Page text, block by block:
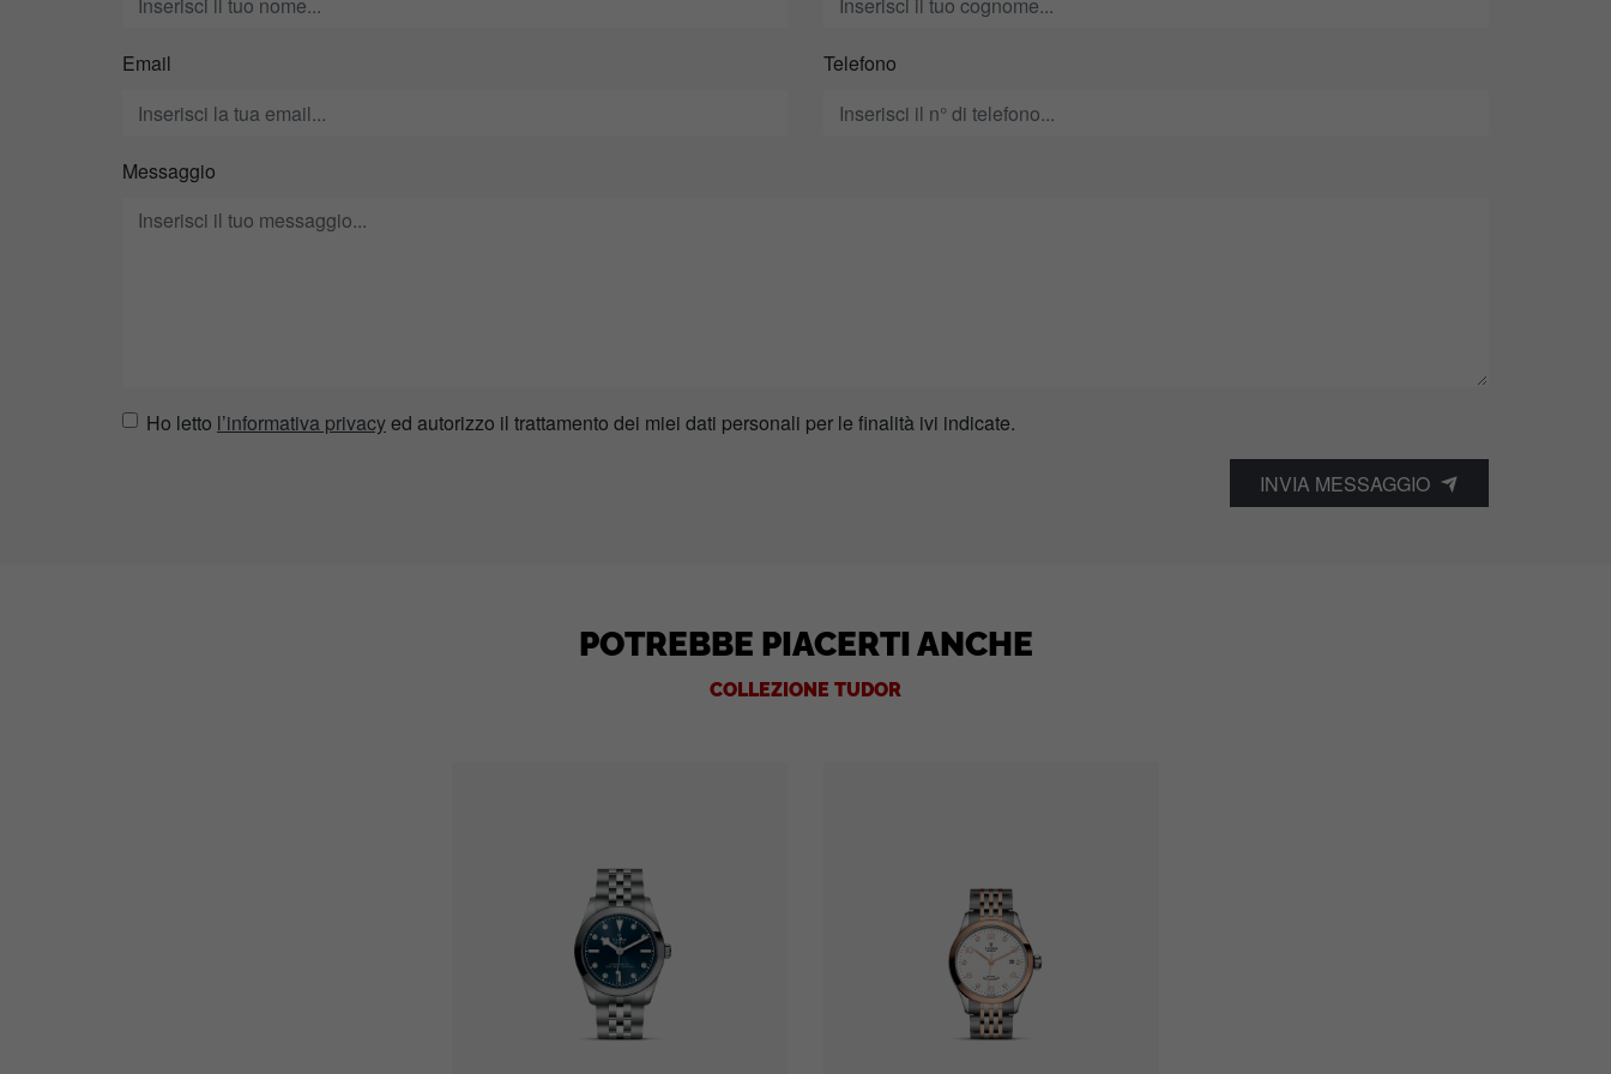
Email Telefono
Messaggio
Ho letto l’informativa privacyed autorizzo il trattamento dei miei dati personali per le finalità ivi indicate.
INVIA MESSAGGIO
POTREBBE PIACERTI ANCHE
COLLEZIONE TUDOR